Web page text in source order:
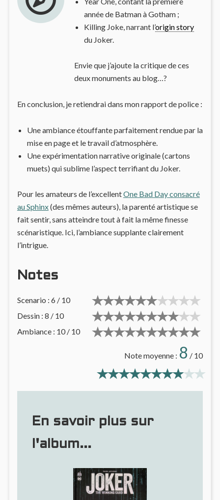
année de Batman à Gotham ;
Killing Joke, narrant l’origin story
du Joker.
Envie que j’ajoute la critique de ces
deux monuments au blog…?
En conclusion, je retiendrai dans mon rapport de police :
Une ambiance étouffante parfaitement rendue par la
mise en page et le travail d’atmosphère.
Une expérimentation narrative originale (cartons
muets) qui sublime l’aspect terrifiant du Joker.
Pour les amateurs de l’excellentOne Bad Day consacré
au Sphinx(des mêmes auteurs), la parenté artistique se
fait sentir, sans atteindre tout à fait la même finesse
scénaristique. Ici, l’ambiance supplante clairement
l’intrigue.
Notes
Scenario : 6 / 10
Dessin : 8 / 10
Ambiance : 10 / 10
Note moyenne : 8 / 10
En savoir plus sur
l'album...